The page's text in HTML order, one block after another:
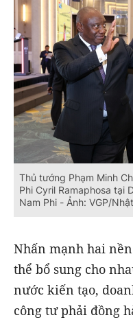
Thủ tướng Phạm Minh
Phi Cyril Ramaphosa tại
Nam Phi - Ảnh: VGP/
Nhấn mạnh hai
thể bổ sung cho
nước kiến tạo,
công tư phải đồng